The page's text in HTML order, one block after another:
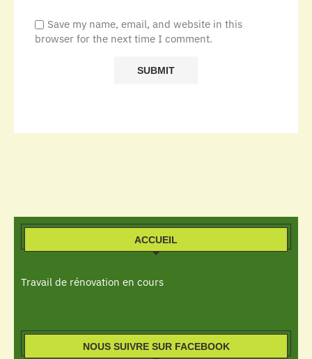
Save my name, email, and website in this
browser for the next time I comment.
ACCUEIL
Travail de rénovation en cours
NOUS SUIVRE SUR FACEBOOK